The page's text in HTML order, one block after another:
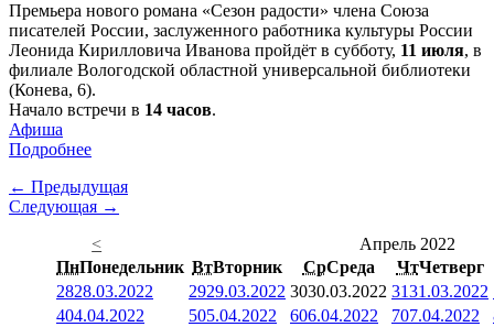
Премьера нового романа «Сезон радости» члена Союза
писателей России, заслуженного работника культуры России
Леонида Кирилловича Иванова пройдёт в субботу, 11 июля, в
филиале Вологодской областной универсальной библиотеки
(Конева, 6).
Начало встречи в 14 часов.
Афиша
Подробнее
← Предыдущая
Следующая →
<
Апрель 2022
ПнПонедельник ВтВторник СрСреда ЧтЧетверг
2828.03.2022 2929.03.2022 3030.03.2022 3131.03.2022
404.04.2022 505.04.2022 606.04.2022 707.04.2022